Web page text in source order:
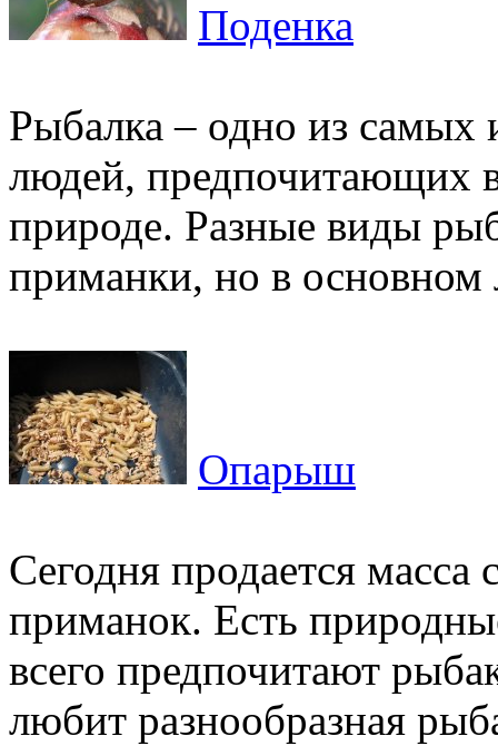
Поденка
Рыбалка – одно из самых
людей, предпочитающих
природе. Разные виды
приманки, но в основном
Опарыш
Сегодня продается
приманок. Есть
всего предпочитают
любит разнообразная